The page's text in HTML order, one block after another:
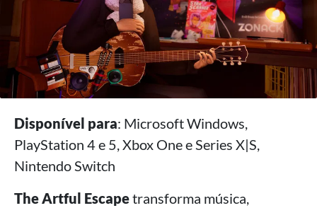
Disponível para: Microsoft Windows,
PlayStation 4 e 5, Xbox One e Series X|S,
Nintendo Switch
The Artful Escapetransforma música,